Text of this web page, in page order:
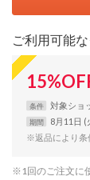
ご利用可能
15%
条件 対象ショ
期間 8月11日 (
※返品により条
※1回のご注文に